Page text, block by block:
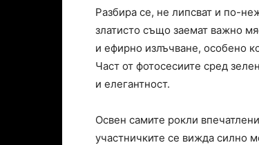
Разбира се, не липсват и по-
златисто също заемат важно
и ефирно излъчване, особено
Част от фотосесиите сред
и елегантност.
Освен самите рокли
участничките се вижда силно